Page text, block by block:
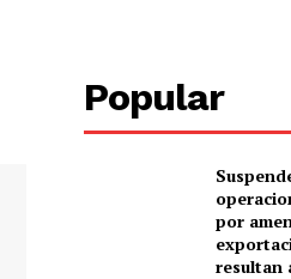
Popular
por
resultan